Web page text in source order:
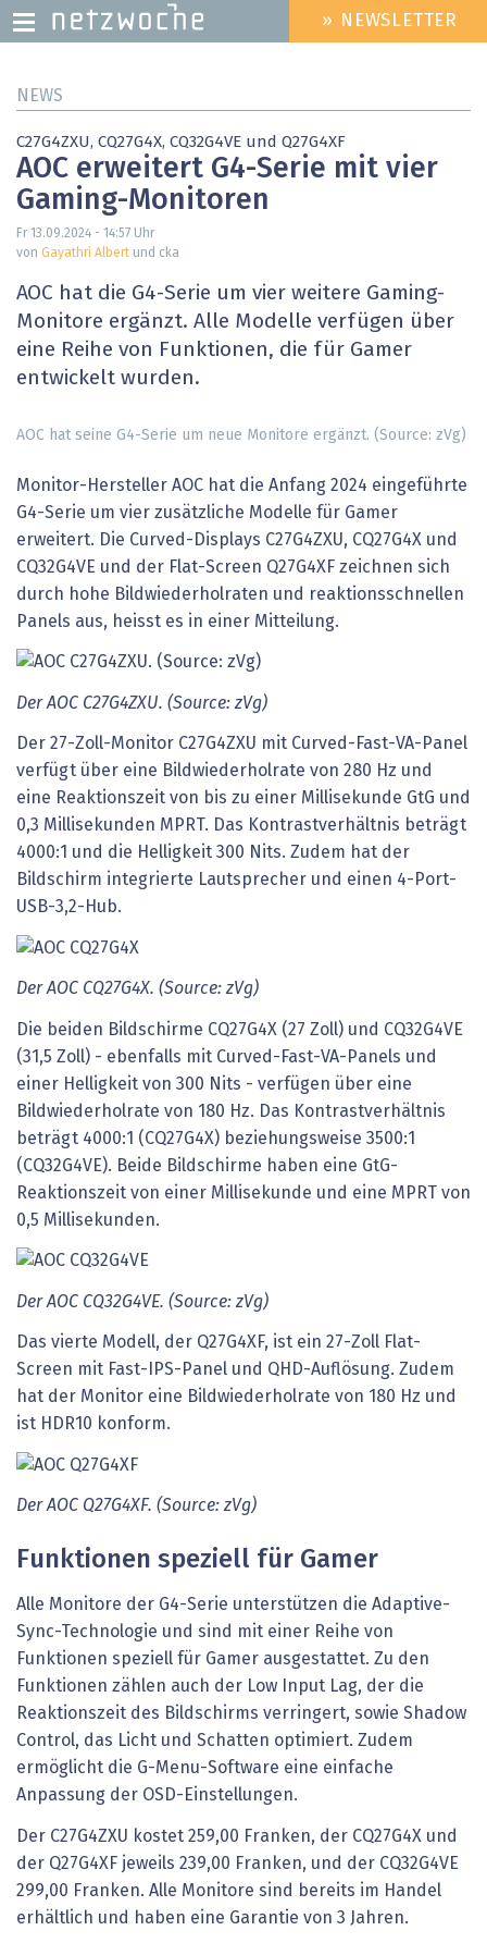
zum
HEADER
MENU
» NEWSLETTER
NEWS
C27G4ZXU, CQ27G4X, CQ32G4VE und Q27G4XF
AOC erweitert G4-Serie mit vier
Gaming-Monitoren
Fr 13.09.2024 - 14:57 Uhr
von Gayathri Albert und cka
AOC hat die G4-Serie um vier weitere Gaming-
Monitore ergänzt. Alle Modelle verfügen über
eine Reihe von Funktionen, die für Gamer
entwickelt wurden.
AOC hat seine G4-Serie um neue Monitore ergänzt. (Source: zVg)
Monitor-Hersteller AOC hat die Anfang 2024 eingeführte
G4-Serie um vier zusätzliche Modelle für Gamer
erweitert. Die Curved-Displays C27G4ZXU, CQ27G4X und
CQ32G4VE und der Flat-Screen Q27G4XF zeichnen sich
durch hohe Bildwiederholraten und reaktionsschnellen
Panels aus, heisst es in einer Mitteilung.
Der AOC C27G4ZXU. (Source: zVg)
Der 27-Zoll-Monitor C27G4ZXU mit Curved-Fast-VA-Panel
verfügt über eine Bildwiederholrate von 280 Hz und
eine Reaktionszeit von bis zu einer Millisekunde GtG und
0,3 Millisekunden MPRT. Das Kontrastverhältnis beträgt
4000:1 und die Helligkeit 300 Nits. Zudem hat der
Bildschirm integrierte Lautsprecher und einen 4-Port-
USB-3,2-Hub.
Der AOC CQ27G4X. (Source: zVg)
Die beiden Bildschirme CQ27G4X (27 Zoll) und CQ32G4VE
(31,5 Zoll) - ebenfalls mit Curved-Fast-VA-Panels und
einer Helligkeit von 300 Nits - verfügen über eine
Bildwiederholrate von 180 Hz. Das Kontrastverhältnis
beträgt 4000:1 (CQ27G4X) beziehungsweise 3500:1
(CQ32G4VE). Beide Bildschirme haben eine GtG-
Reaktionszeit von einer Millisekunde und eine MPRT von
0,5 Millisekunden.
Der AOC CQ32G4VE. (Source: zVg)
Das vierte Modell, der Q27G4XF, ist ein 27-Zoll Flat-
Screen mit Fast-IPS-Panel und QHD-Auflösung. Zudem
hat der Monitor eine Bildwiederholrate von 180 Hz und
ist HDR10 konform.
Der AOC Q27G4XF. (Source: zVg)
Funktionen speziell für Gamer
Alle Monitore der G4-Serie unterstützen die Adaptive-
Sync-Technologie und sind mit einer Reihe von
Funktionen speziell für Gamer ausgestattet. Zu den
Funktionen zählen auch der Low Input Lag, der die
Reaktionszeit des Bildschirms verringert, sowie Shadow
Control, das Licht und Schatten optimiert. Zudem
ermöglicht die G-Menu-Software eine einfache
Anpassung der OSD-Einstellungen.
Der C27G4ZXU kostet 259,00 Franken, der CQ27G4X und
der Q27G4XF jeweils 239,00 Franken, und der CQ32G4VE
299,00 Franken. Alle Monitore sind bereits im Handel
erhältlich und haben eine Garantie von 3 Jahren.